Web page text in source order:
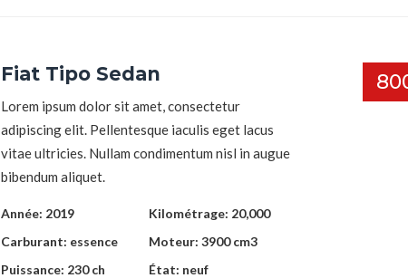
Fiat Tipo Sedan
Lorem ipsum dolor sit amet, consectetur
adipiscing elit. Pellentesque iaculis eget lacus
vitae ultricies. Nullam condimentum nisl in augue
bibendum aliquet.
Année: 2019 Kilométrage: 20,000
Carburant: essence Moteur: 3900 cm3
Puissance: 230 ch État: neuf